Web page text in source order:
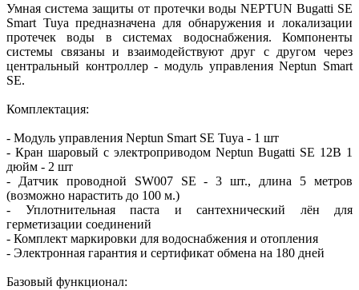
Умная система защиты от протечки воды NEPTUN Bugatti SE
Smart Tuya предназначена для обнаружения и локализации
протечек воды в системах водоснабжения. Компоненты
системы связаны и взаимодействуют друг с другом через
центральный контроллер - модуль управления Neptun Smart
SE.
Комплектация:
- Модуль управления Neptun Smart SE Tuya - 1 шт
- Кран шаровый с электроприводом Neptun Bugatti SE 12В 1
дюйм - 2 шт
- Датчик проводной SW007 SE - 3 шт., длина 5 метров
(возможно нарастить до 100 м.)
- Уплотнительная паста и сантехнический лён для
герметизации соединений
- Комплект маркировки для водоснабжения и отопления
- Электронная гарантия и сертификат обмена на 180 дней
Базовый функционал: